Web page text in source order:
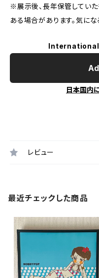
※展示後、長年保管してい
ある場合があります。気に
日本国内
レビュー
最近チェックした商品